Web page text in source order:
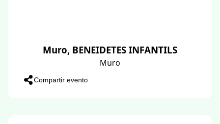
Muro, BENEIDETES INFANTILS
Muro
Compartir evento